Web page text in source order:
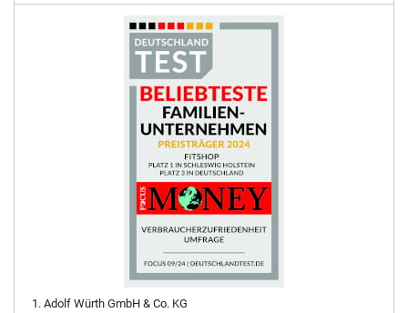
Adolf Würth GmbH & Co. KG